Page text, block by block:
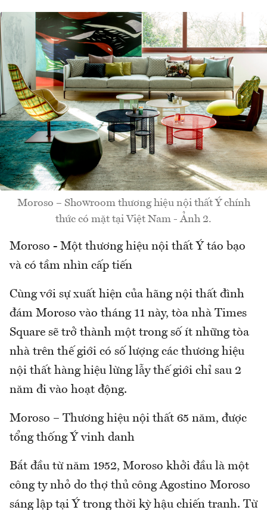
Moroso – Showroom thương hiệu nội thất Ý chính
thức có mặt tại Việt Nam - Ảnh 2.
Moroso - Một thương hiệu nội thất Ý táo bạo
và có tầm nhìn cấp tiến
Cùng với sự xuất hiện của hãng nội thất đình
đám Moroso vào tháng 11 này, tòa nhà Times
Square sẽ trở thành một trong số ít những tòa
nhà trên thế giới có số lượng các thương hiệu
nội thất hàng hiệu lừng lẫy thế giới chỉ sau 2
năm đi vào hoạt động.
Moroso – Thương hiệu nội thất 65 năm, được
tổng thống Ý vinh danh
Bắt đầu từ năm 1952, Moroso khởi đầu là một
công ty nhỏ do thợ thủ công Agostino Moroso
sáng lập tại Ý trong thời kỳ hậu chiến tranh. Từ